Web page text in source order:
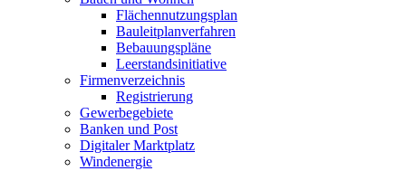
Flächennutzungsplan
Bauleitplanverfahren
Bebauungspläne
Leerstandsinitiative
Firmenverzeichnis
Registrierung
Gewerbegebiete
Banken und Post
Digitaler Marktplatz
Windenergie